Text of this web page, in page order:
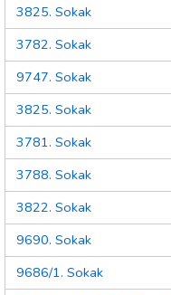
3825. Sokak
3782. Sokak
9747. Sokak
3825. Sokak
3781. Sokak
3788. Sokak
3822. Sokak
9690. Sokak
9686/1. Sokak